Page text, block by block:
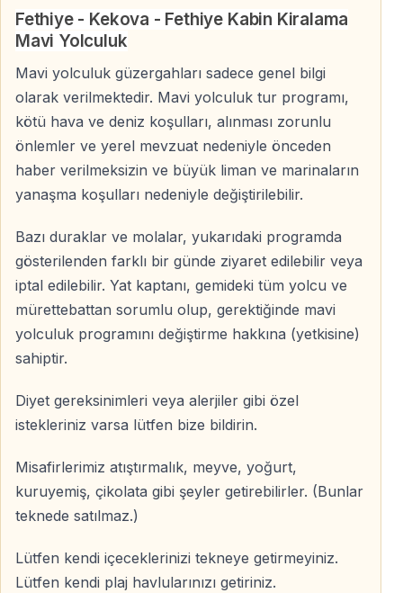
Fethiye - Kekova - Fethiye Kabin Kiralama
Mavi Yolculuk
Mavi yolculuk güzergahları sadece genel bilgi
olarak verilmektedir. Mavi yolculuk tur programı,
kötü hava ve deniz koşulları, alınması zorunlu
önlemler ve yerel mevzuat nedeniyle önceden
haber verilmeksizin ve büyük liman ve marinaların
yanaşma koşulları nedeniyle değiştirilebilir.
Bazı duraklar ve molalar, yukarıdaki programda
gösterilenden farklı bir günde ziyaret edilebilir veya
iptal edilebilir. Yat kaptanı, gemideki tüm yolcu ve
mürettebattan sorumlu olup, gerektiğinde mavi
yolculuk programını değiştirme hakkına (yetkisine)
sahiptir.
Diyet gereksinimleri veya alerjiler gibi özel
istekleriniz varsa lütfen bize bildirin.
Misafirlerimiz atıştırmalık, meyve, yoğurt,
kuruyemiş, çikolata gibi şeyler getirebilirler. (Bunlar
teknede satılmaz.)
Lütfen kendi içeceklerinizi tekneye getirmeyiniz.
Lütfen kendi plaj havlularınızı getiriniz.